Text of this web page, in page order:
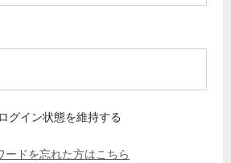
ログイン状態を維持する
ードを忘れた方はこちら